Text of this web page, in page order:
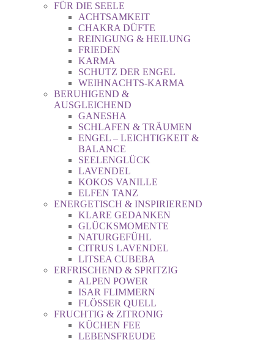
FÜR DIE SEELE
ACHTSAMKEIT
CHAKRA DÜFTE
REINIGUNG & HEILUNG
FRIEDEN
KARMA
SCHUTZ DER ENGEL
WEIHNACHTS-KARMA
BERUHIGEND &
AUSGLEICHEND
GANESHA
SCHLAFEN & TRÄUMEN
ENGEL – LEICHTIGKEIT &
BALANCE
SEELENGLÜCK
LAVENDEL
KOKOS VANILLE
ELFEN TANZ
ENERGETISCH & INSPIRIEREND
KLARE GEDANKEN
GLÜCKSMOMENTE
NATURGEFÜHL
CITRUS LAVENDEL
LITSEA CUBEBA
ERFRISCHEND & SPRITZIG
ALPEN POWER
ISAR FLIMMERN
FLÖSSER QUELL
FRUCHTIG & ZITRONIG
KÜCHEN FEE
LEBENSFREUDE